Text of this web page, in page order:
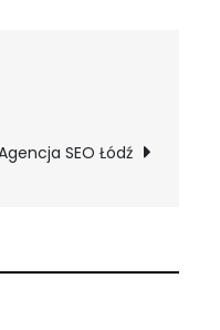
SEO Łódź